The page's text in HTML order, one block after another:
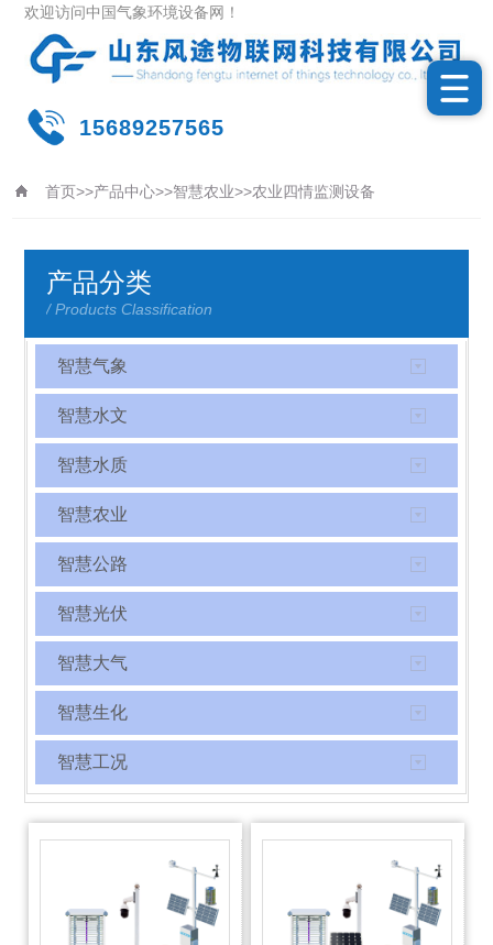
欢迎访问中国气象环境设备网！
15689257565
首页>>产品中心>>智慧农业>>农业四情监测设备
产品分类
/ Products Classification
智慧气象
智慧水文
智慧水质
智慧农业
智慧公路
智慧光伏
智慧大气
智慧生化
智慧工况